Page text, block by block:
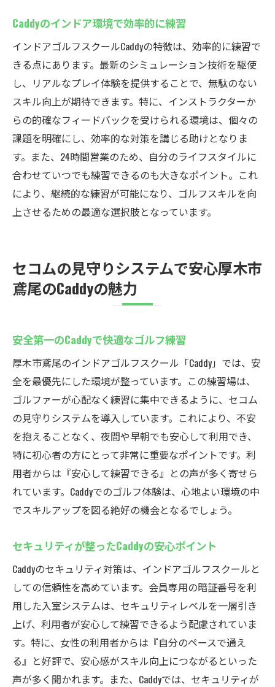
Caddyのインドア環境で効率的に練習
インドアゴルフスクールCaddyの特徴は、効率的に練習で
きる点にあります。最新のシミュレーション技術を駆使
し、リアルなプレイ体験を提供することで、無駄のない
スキル向上が期待できます。特に、インストラクターか
らの的確なフィードバックを受けられる環境は、個々の
課題を明確にし、効率的な対策を講じる助けとなりま
す。また、24時間営業のため、自分のライフスタイルに
合わせていつでも練習できるのも大きなポイント。これ
により、継続的な練習が可能になり、ゴルフスキルを向
上させるための最適な選択肢となっています。
セコムの見守りシステムで安心厚木市
鳶尾のCaddyの魅力
安全第一のCaddyで快適なゴルフ練習
厚木市鳶尾のインドアゴルフスクール「Caddy」では、安
全を最優先にした環境が整っています。この練習場は、
ゴルファーが心配なく練習に集中できるように、セコム
の見守りシステムを導入しています。これにより、不安
を抱えることなく、夜間や早朝でも安心して利用でき、
特に初心者の方にとって非常に重要なポイントです。利
用者からは『安心して練習できる』との声が多く寄せら
れています。Caddyでのゴルフ体験は、心地よい環境の中
でスキルアップを図る絶好の機会となるでしょう。
セキュリティが整ったCaddyの安心ポイント
Caddyのセキュリティ対策は、インドアゴルフスクールと
しての信頼性を高めています。会員専用の暗証番号を利
用した入室システムは、セキュリティレベルを一層引き
上げ、利用者が安心して練習できるよう配慮されていま
す。特に、女性の利用者からは『自分のペースで通え
る』と好評で、安心感がスキル向上につながるといった
声が多く聞かれます。また、Caddyでは、セキュリティが